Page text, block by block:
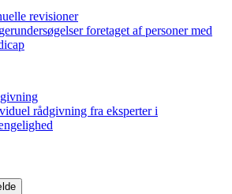
revisioner
foretaget af personer med
rådgivning fra eksperter i